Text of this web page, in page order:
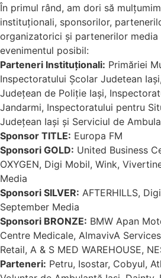
În primul rând, am dori să
instituționali, sponsorilor,
organizatorici și partenerilor
evenimentul posibil:
Parteneri Instituționali: Primăriei
Inspectoratului Școlar Judetean
Județean de Poliție Iași,
Jandarmi, Inspectoratului pentru
Județean Iași și Serviciul de
Sponsor TITLE: Europa FM
Sponsori GOLD: United Business
OXYGEN, Digi Mobil, Wink,
Media
Sponsori SILVER: AFTERHILLS,
September Media
Sponsori BRONZE: BMW Apan
Centre Medicale, AlmavivA
Retail, A & S MED WAREHOUSE,
Parteneri: Petru, Isostar, Cobyul,